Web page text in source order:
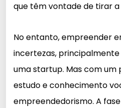
que têm vontade de tirar
No entanto, empreender
incertezas,
uma startup. Mas com um
estudo e conhecimento
empreendedorismo. A